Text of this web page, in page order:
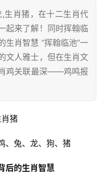
生肖猪，在十二生肖代
起来了解！同时挥翰临
生肖智慧 “挥翰临池”一
文人雅士，但在生肖文
鸡关联最深——鸡鸣报
猪
、兔、龙、狗、猪
后的生肖智慧